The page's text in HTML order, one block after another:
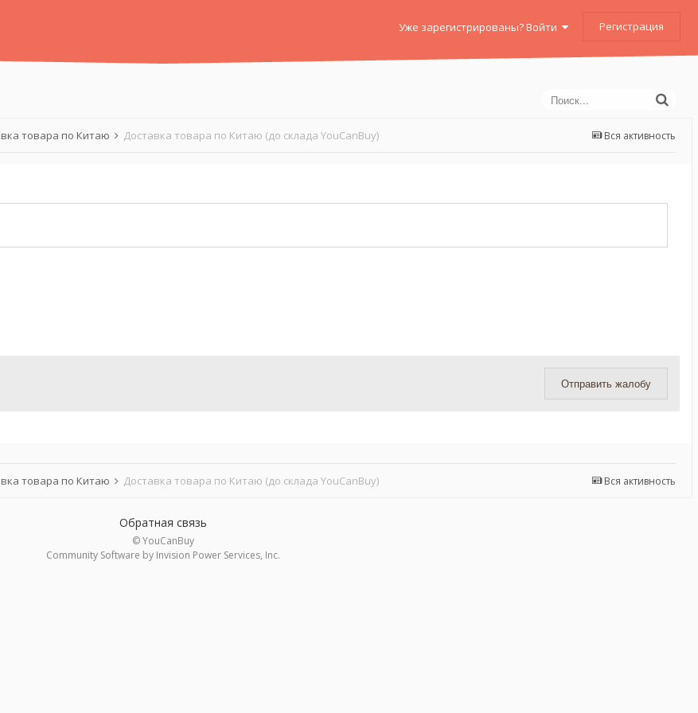
Уже зарегистрированы? Войти Регистрация
Вся активность
товара по Китаю Доставка товара по Китаю (до склада YouCanBuy)
Отправить жалобу
Вся активность
товара по Китаю Доставка товара по Китаю (до склада YouCanBuy)
Обратная связь
© YouCanBuy
Community Software by Invision Power Services, Inc.